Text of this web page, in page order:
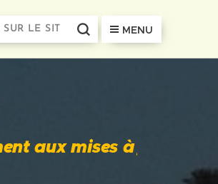
MENU
mises à jour récentes